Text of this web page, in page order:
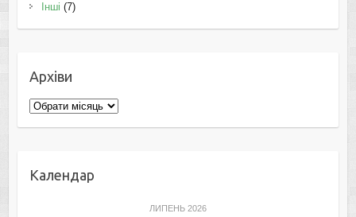
Інші (7)
Архіви
Архіви
Календар
ЛИПЕНЬ 2026